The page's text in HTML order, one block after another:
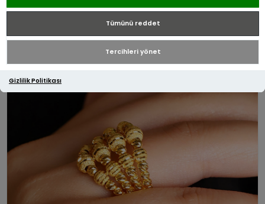
Tümünü reddet
Tercihleri yönet
Gizlilik Politikası